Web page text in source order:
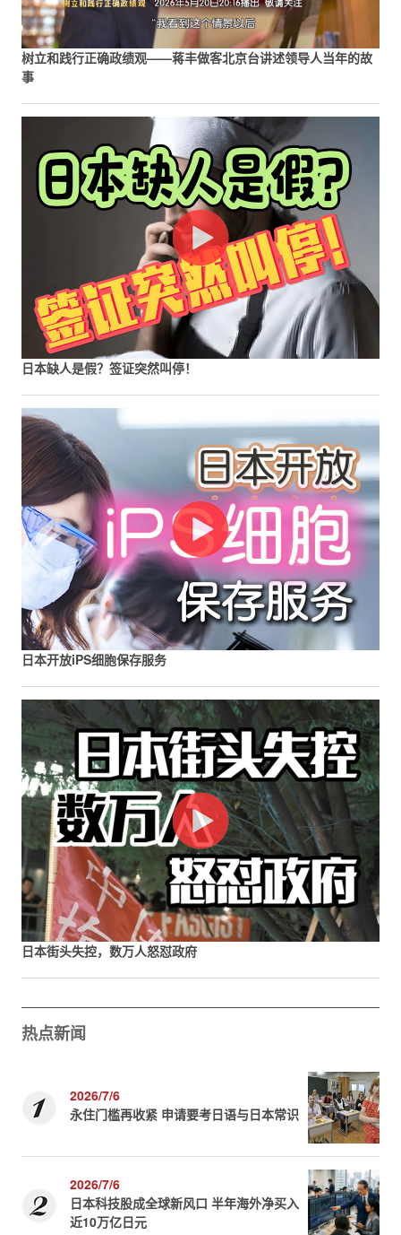
树立和践行正确政绩观——蒋丰做客北京台讲述领导人当年的故
事
日本缺人是假？签证突然叫停！
日本开放iPS细胞保存服务
日本街头失控，数万人怒怼政府
热点新闻
2026/7/6
永住门槛再收紧 申请要考日语与日本常识
2026/7/6
日本科技股成全球新风口 半年海外净买入
近10万亿日元